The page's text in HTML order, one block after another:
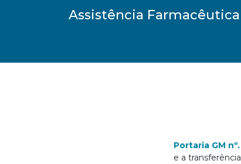
Assistência Farmacêutica
Portaria GM
e a